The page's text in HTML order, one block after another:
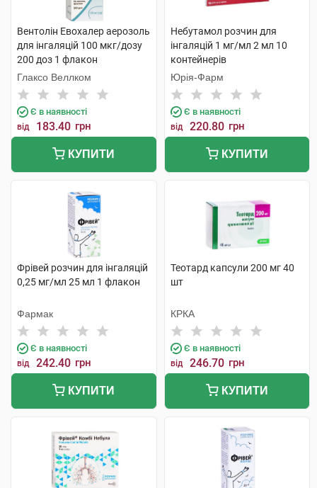
Вентолін Евохалер аерозоль
для інгаляцій 100 мкг/дозу
200 доз 1 флакон
Глаксо Веллком
Є в наявності
від 183.40 грн
КУПИТИ
Небутамол розчин для
інгаляцій 1 мг/мл 2 мл 10
контейнерів
Юрія-Фарм
Є в наявності
від 220.80 грн
КУПИТИ
Фрівей розчин для інгаляцій
0,25 мг/мл 25 мл 1 флакон
Фармак
Є в наявності
від 242.40 грн
КУПИТИ
Теотард капсули 200 мг 40
шт
КРКА
Є в наявності
від 246.70 грн
КУПИТИ